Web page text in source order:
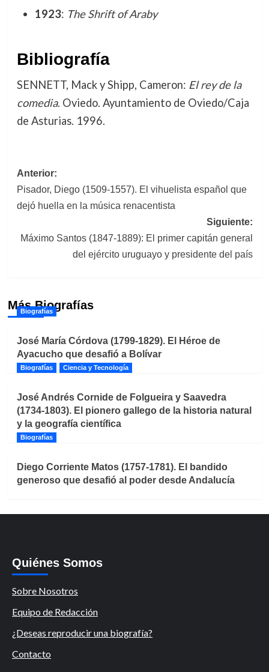
1923: The Shrift of Araby
Bibliografía
SENNETT, Mack y Shipp, Cameron: El rey de la
comedia. Oviedo. Ayuntamiento de Oviedo/Caja
de Asturias. 1996.
Navegación
de
entradas
Anterior:
Pisador, Diego (1509-1557). El vihuelista español que
dejó huella en la música renacentista
Siguiente:
Máximo Santos (1847-1889): El primer capitán general
del ejército uruguayo y presidente del país
Más Biografías
Biografías
José María Córdova (1799-1829). El Héroe de
Ayacucho que desafió a Bolívar
Biografías Ciencia y Tecnología
José Andrés Cornide de Folgueira y Saavedra
(1734-1803). El pionero gallego de la historia natural
y la geografía científica
Biografías
Diego Corriente Matos (1757-1781). El bandido
generoso que desafió al poder desde Andalucía
Quiénes Somos
Sobre Nosotros
Equipo de Redacción
¿Deseas reproducir una biografía?
Contacto